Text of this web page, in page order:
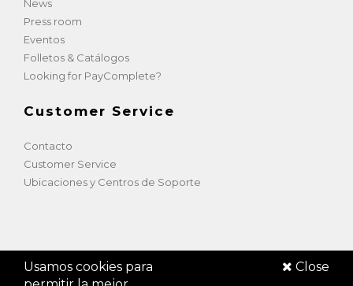
Usamos cookies para
Close
News
Press room
Eventos
Folletos & Catálogos
Looking for PayComplete?
Customer Service
Contacto
Customer Service
Ubicaciones y Centros de Soporte
SUZOHAPP Netherlands 2026